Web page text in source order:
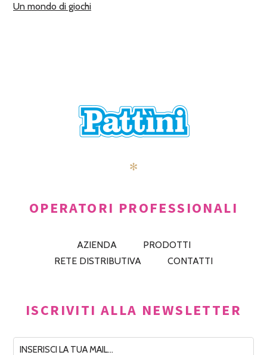
Un mondo di giochi
✻
OPERATORI PROFESSIONALI
AZIENDA
PRODOTTI
RETE DISTRIBUTIVA
CONTATTI
ISCRIVITI ALLA NEWSLETTER